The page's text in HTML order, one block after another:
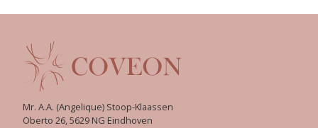
Mr. A.A. (Angelique) Stoop-Klaassen
Oberto 26, 5629 NG Eindhoven